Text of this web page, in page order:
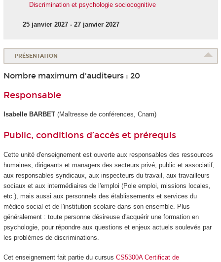
Discrimination et psychologie sociocognitive
25 janvier 2027 - 27 janvier 2027
PRÉSENTATION
Nombre maximum d'auditeurs : 20
Responsable
Isabelle BARBET(Maîtresse de conférences, Cnam)
Public, conditions d’accès et prérequis
Cette unité d'enseignement est ouverte aux responsables des ressources
humaines, dirigeants et managers des secteurs privé, public et associatif,
aux responsables syndicaux, aux inspecteurs du travail, aux travailleurs
sociaux et aux intermédiaires de l'emploi (Pole emploi, missions locales,
etc.), mais aussi aux personnels des établissements et services du
médico-social et de l'institution scolaire dans son ensemble. Plus
généralement : toute personne désireuse d'acquérir une formation en
psychologie, pour répondre aux questions et enjeux actuels soulevés par
les problèmes de discriminations.
Cet enseignement fait partie du cursus CS5300A Certificat de